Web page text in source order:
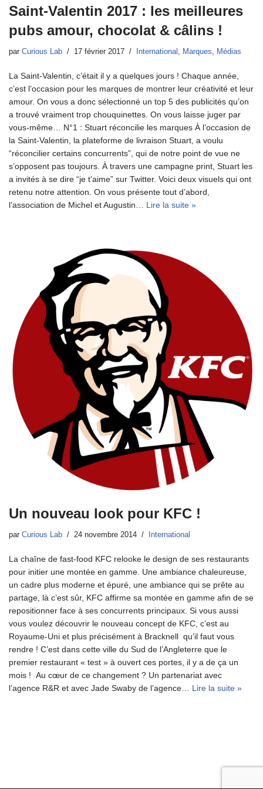
Saint-Valentin 2017 : les meilleures
pubs amour, chocolat & câlins !
par Curious Lab 17 février 2017 International , Marques, Médias
La Saint-Valentin, c’était il y a quelques jours ! Chaque année,
c’est l’occasion pour les marques de montrer leur créativité et leur
amour. On vous a donc sélectionné un top 5 des publicités qu’on
a trouvé vraiment trop chouquinettes. On vous laisse juger par
vous-même… N°1 : Stuart réconcilie les marques À l’occasion de
la Saint-Valentin, la plateforme de livraison Stuart, a voulu
“réconcilier certains concurrents”, qui de notre point de vue ne
s’opposent pas toujours. À travers une campagne print, Stuart les
a invités à se dire “je t’aime” sur Twitter. Voici deux visuels qui ont
retenu notre attention. On vous présente tout d’abord,
l’association de Michel et Augustin… Lire la suite »
Un nouveau look pour KFC !
par Curious Lab 24 novembre 2014 International
La chaîne de fast-food KFC relooke le design de ses restaurants
pour initier une montée en gamme. Une ambiance chaleureuse,
un cadre plus moderne et épuré, une ambiance qui se prête au
partage, là c’est sûr, KFC affirme sa montée en gamme afin de se
repositionner face à ses concurrents principaux. Si vous aussi
vous voulez découvrir le nouveau concept de KFC, c’est au
Royaume-Uni et plus précisément à Bracknell qu’il faut vous
rendre ! C’est dans cette ville du Sud de l’Angleterre que le
premier restaurant « test » à ouvert ces portes, il y a de ça un
mois ! Au cœur de ce changement ? Un partenariat avec
l’agence R&R et avec Jade Swaby de l’agence… Lire la suite »